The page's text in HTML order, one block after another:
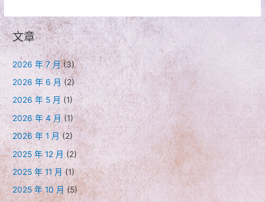
高
文章
2026 年 7 月(3)
2026 年 6 月(2)
2026 年 5 月 (1)
2026 年 4 月(1)
2026 年 1 月 (2)
2025 年 12 月 (2)
2025 年 11 月 (1)
2025 年 10 月(5)